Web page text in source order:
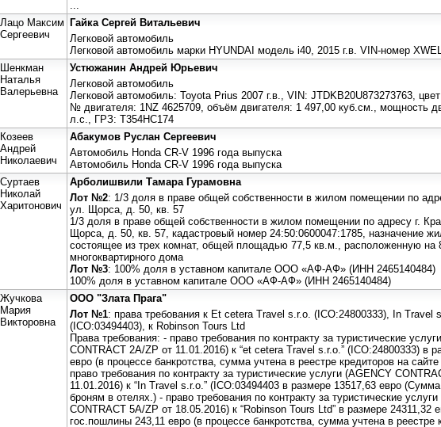
Лацо Максим
Сергеевич
Гайка Сергей Витальевич
Легковой автомобиль
Легковой автомобиль марки HYUNDAI модель i40, 2015 г.в. VIN-номер
Шенкман
Наталья
Валерьевна
Устюжанин Андрей Юрьевич
Легковой автомобиль
Легковой автомобиль: Toyota Prius 2007 г.в., VIN: JTDKB20U873273763,
№ двигателя: 1NZ 4625709, объём двигателя: 1 497,00 куб.см., мощность
л.с., ГРЗ: Т354НС174
Козеев
Андрей
Николаевич
Абакумов Руслан Сергеевич
Автомобиль Honda CR-V 1996 года выпуска
Автомобиль Honda CR-V 1996 года выпуска
Суртаев
Николай
Харитонович
Арболишвили Тамара Гурамовна
Лот №2: 1/3 доля в праве общей собственности в жилом помещении по
ул. Щорса, д. 50, кв. 57
1/3 доля в праве общей собственности в жилом помещении по адресу г.
Щорса, д. 50, кв. 57, кадастровый номер 24:50:0600047:1785, назначение
состоящее из трех комнат, общей площадью 77,5 кв.м., расположенную на
многоквартирного дома
Лот №3: 100% доля в уставном капитале ООО «АФ-АФ» (ИНН 2465140484)
100% доля в уставном капитале ООО «АФ-АФ» (ИНН 2465140484)
Жучкова
Мария
Викторовна
ООО "Злата Прага"
Лот №1: права требования к Et cetera Travel s.r.o. (IСO:24800333), In Travel
(IСO:03494403), к Robinson Tours Ltd
Права требования: - право требования по контракту за туристические
CONTRACT 2A/ZP от 11.01.2016) к “et cetera Travel s.r.o.” (IСO:24800333) в
евро (в процессе банкротства, сумма учтена в реестре кредиторов на
право требования по контракту за туристические услуги (AGENCY
11.01.2016) к “In Travel s.r.o.” (IСO:03494403 в размере 13517,63 евро
броням в отелях.) - право требования по контракту за туристические
CONTRACT 5A/ZP от 18.05.2016) к “Robinson Tours Ltd” в размере 24311,32
гос.пошлины 243,11 евро (в процессе банкротства, сумма учтена в реестре